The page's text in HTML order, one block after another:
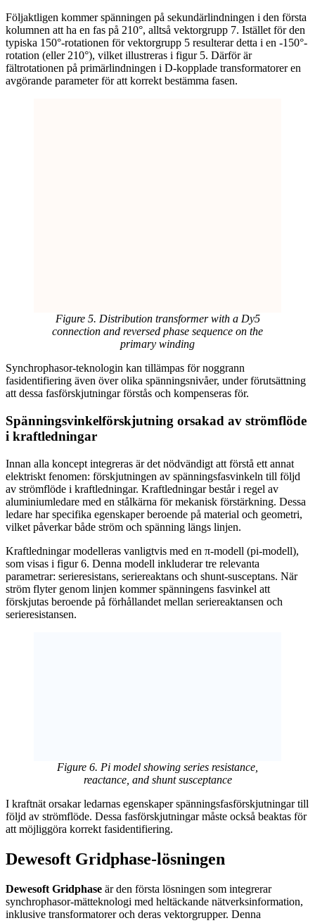
Följaktligen kommer spänningen på sekundärlindningen i den första
kolumnen att ha en fas på 210°, alltså vektorgrupp 7. Istället för den
typiska 150°-rotationen för vektorgrupp 5 resulterar detta i en -150°-
rotation (eller 210°), vilket illustreras i figur 5. Därför är
fältrotationen på primärlindningen i D-kopplade transformatorer en
avgörande parameter för att korrekt bestämma fasen.
Figure 5. Distribution transformer with a Dy5
connection and reversed phase sequence on the
primary winding
Synchrophasor-teknologin kan tillämpas för noggrann
fasidentifiering även över olika spänningsnivåer, under förutsättning
att dessa fasförskjutningar förstås och kompenseras för.
Spänningsvinkelförskjutning orsakad av strömflöde
i kraftledningar
Innan alla koncept integreras är det nödvändigt att förstå ett annat
elektriskt fenomen: förskjutningen av spänningsfasvinkeln till följd
av strömflöde i kraftledningar. Kraftledningar består i regel av
aluminiumledare med en stålkärna för mekanisk förstärkning. Dessa
ledare har specifika egenskaper beroende på material och geometri,
vilket påverkar både ström och spänning längs linjen.
Kraftledningar modelleras vanligtvis med en π-modell (pi-modell),
som visas i figur 6. Denna modell inkluderar tre relevanta
parametrar: serieresistans, seriereaktans och shunt-susceptans. När
ström flyter genom linjen kommer spänningens fasvinkel att
förskjutas beroende på förhållandet mellan seriereaktansen och
serieresistansen.
Figure 6. Pi model showing series resistance,
reactance, and shunt susceptance
I kraftnät orsakar ledarnas egenskaper spänningsfasförskjutningar till
följd av strömflöde. Dessa fasförskjutningar måste också beaktas för
att möjliggöra korrekt fasidentifiering.
Dewesoft Gridphase-lösningen
Dewesoft Gridphase är den första lösningen som integrerar
synchrophasor-mätteknologi med heltäckande nätverksinformation,
inklusive transformatorer och deras vektorgrupper. Denna